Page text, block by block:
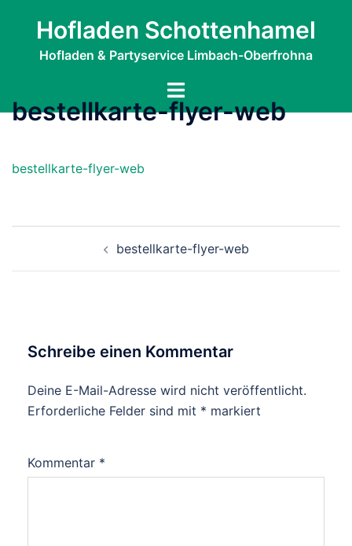
springen
Hofladen Schottenhamel
Hofladen & Partyservice Limbach-Oberfrohna
Menü
umschalten
bestellkarte-flyer-web
bestellkarte-flyer-web
bestellkarte-flyer-web
Schreibe einen Kommentar
Deine E-Mail-Adresse wird nicht veröffentlicht.
Erforderliche Felder sind mit * markiert
Kommentar *